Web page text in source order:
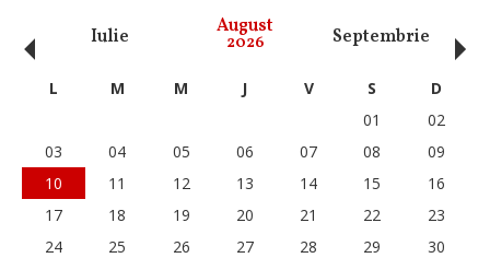
Iulie August
2026 Septembrie
‹ L M M J V S
D
01
02
03
04 05 06 07 08
09
10
11 12 13 14 15
16
17
18 19 20 21 22
23
24
25 26 27 28 29
30